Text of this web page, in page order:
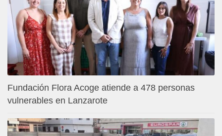
Fundación Flora Acoge atiende a 478 personas
vulnerables en Lanzarote